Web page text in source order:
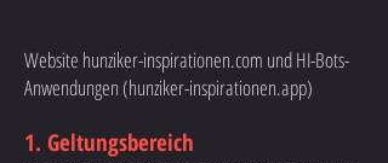
Website hunziker-inspirationen.com und HI-Bots-
Anwendungen (hunziker-inspirationen.app)
1. Geltungsbereich